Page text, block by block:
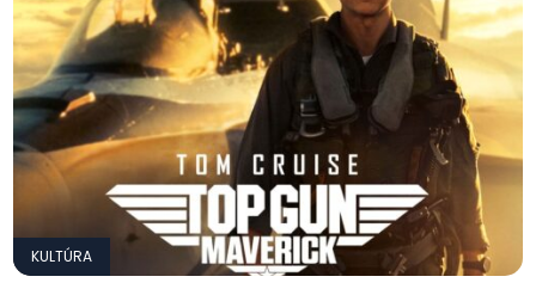
KULTÚRA